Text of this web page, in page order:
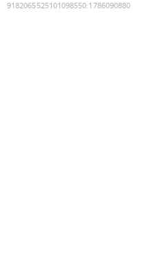
9182065525101098550:1786090880